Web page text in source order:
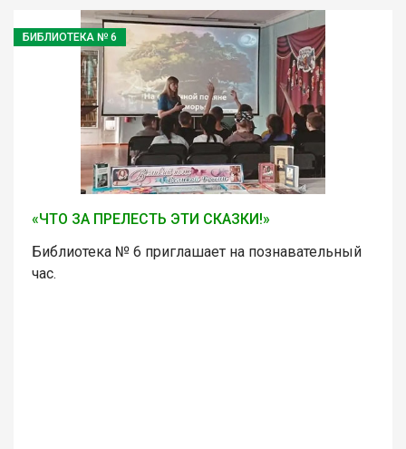
БИБЛИОТЕКА № 6
«ЧТО ЗА ПРЕЛЕСТЬ ЭТИ СКАЗКИ!»
Библиотека № 6 приглашает на познавательный
час.